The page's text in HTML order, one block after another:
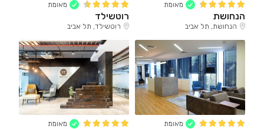
מאומת
הנחושת
הנחושת, תל אביב
מאומת
רוטשילד
רוטשילד, תל אביב
מאומת מאומת